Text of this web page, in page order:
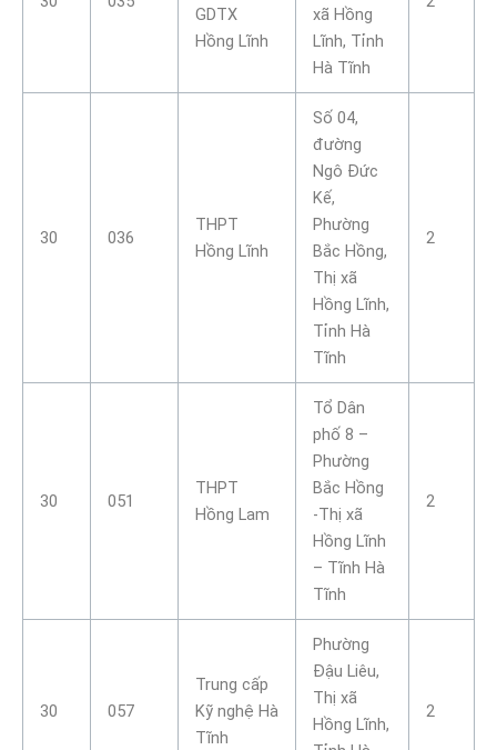
GDTX
Hồng Lĩnh
xã Hồng
Lĩnh, Tỉnh
Hà Tĩnh
30 036
THPT
Hồng Lĩnh
Số 04,
đường
Ngô Đức
Kế,
Phường
Bắc Hồng,
Thị xã
Hồng Lĩnh,
Tỉnh Hà
Tĩnh
2
30 051
THPT
Hồng Lam
Tổ Dân
phố 8 –
Phường
Bắc Hồng
-Thị xã
Hồng Lĩnh
– Tĩnh Hà
Tĩnh
2
30 057
Trung cấp
Kỹ nghệ Hà
Tĩnh
Phường
Đậu Liêu,
Thị xã
Hồng Lĩnh,
2